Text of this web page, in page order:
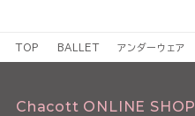
TOP BALLET アンダーウェア
Chacott ONLINE SHOP